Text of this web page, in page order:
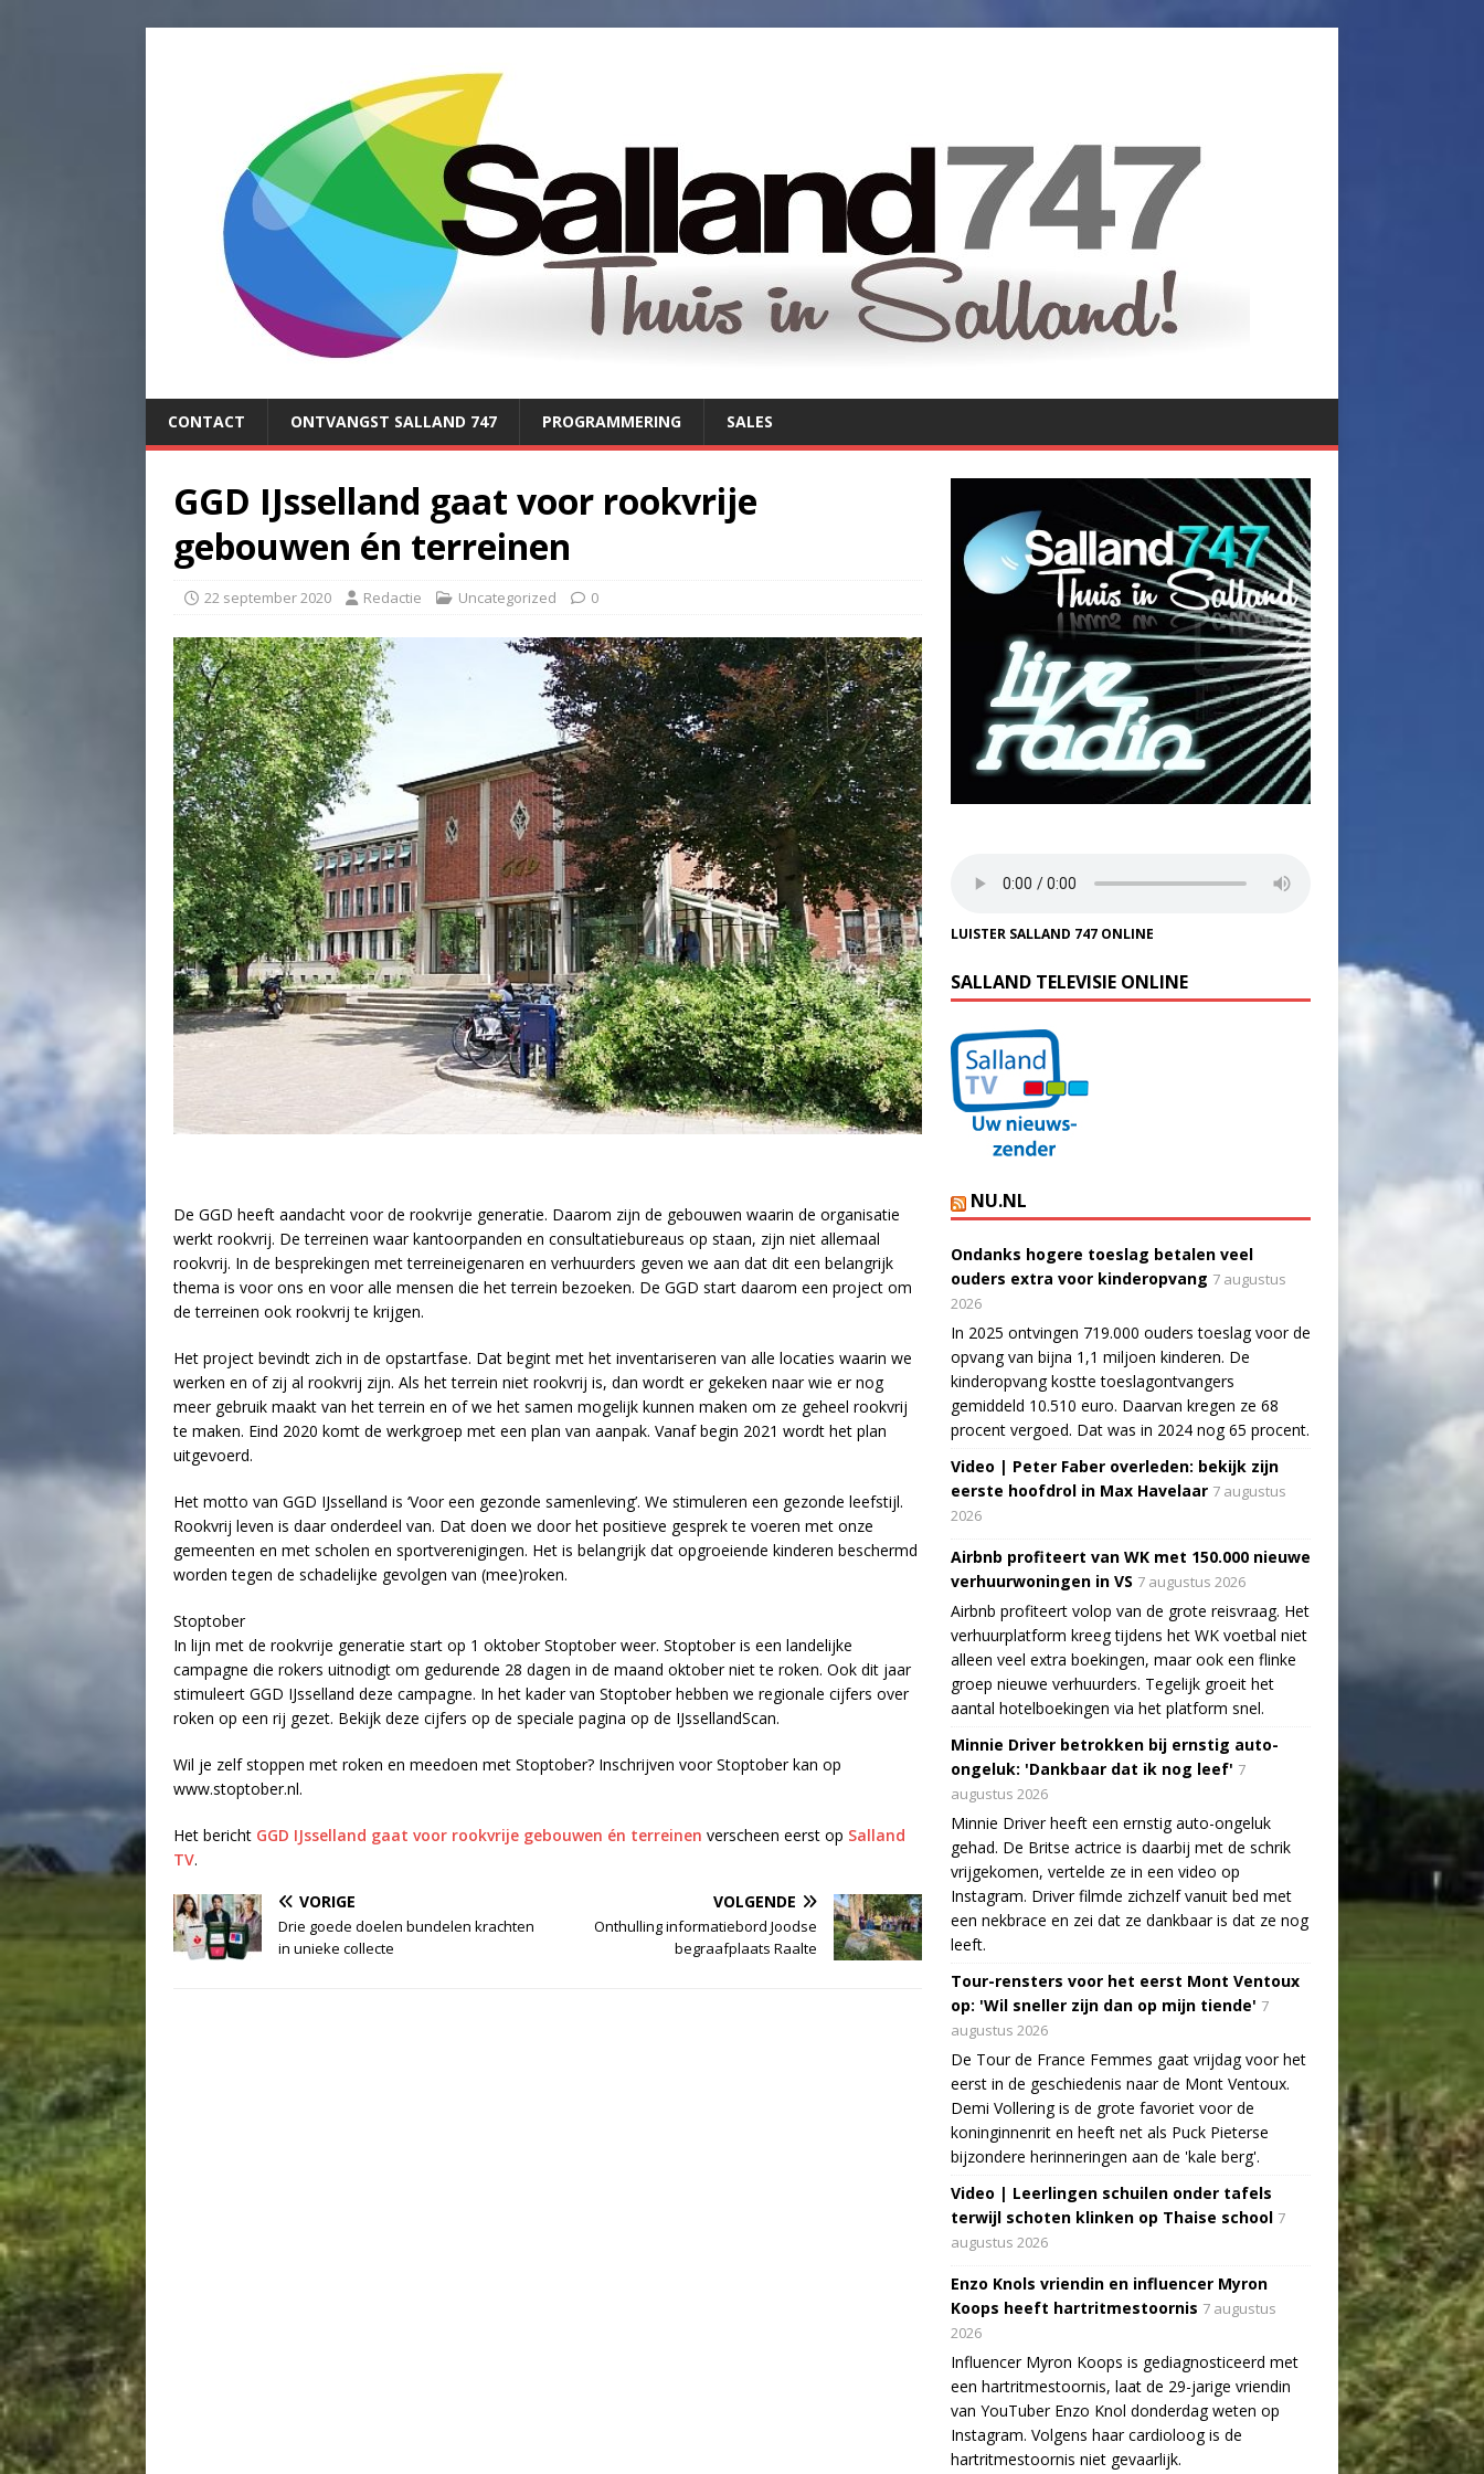
CONTACT ONTVANGST SALLAND 747 PROGRAMMERING SALES
GGD IJsselland gaat voor rookvrije
gebouwen én terreinen
22 september 2020 Redactie Uncategorized 0
De GGD heeft aandacht voor de rookvrije generatie. Daarom zijn de gebouwen waarin de organisatie
werkt rookvrij. De terreinen waar kantoorpanden en consultatiebureaus op staan, zijn niet allemaal
rookvrij. In de besprekingen met terreineigenaren en verhuurders geven we aan dat dit een belangrijk
thema is voor ons en voor alle mensen die het terrein bezoeken. De GGD start daarom een project om
de terreinen ook rookvrij te krijgen.
Het project bevindt zich in de opstartfase. Dat begint met het inventariseren van alle locaties waarin we
werken en of zij al rookvrij zijn. Als het terrein niet rookvrij is, dan wordt er gekeken naar wie er nog
meer gebruik maakt van het terrein en of we het samen mogelijk kunnen maken om ze geheel rookvrij
te maken. Eind 2020 komt de werkgroep met een plan van aanpak. Vanaf begin 2021 wordt het plan
uitgevoerd.
Het motto van GGD IJsselland is ‘Voor een gezonde samenleving’. We stimuleren een gezonde leefstijl.
Rookvrij leven is daar onderdeel van. Dat doen we door het positieve gesprek te voeren met onze
gemeenten en met scholen en sportverenigingen. Het is belangrijk dat opgroeiende kinderen beschermd
worden tegen de schadelijke gevolgen van (mee)roken.
Stoptober
In lijn met de rookvrije generatie start op 1 oktober Stoptober weer. Stoptober is een landelijke
campagne die rokers uitnodigt om gedurende 28 dagen in de maand oktober niet te roken. Ook dit jaar
stimuleert GGD IJsselland deze campagne. In het kader van Stoptober hebben we regionale cijfers over
roken op een rij gezet. Bekijk deze cijfers op de speciale pagina op de IJssellandScan.
Wil je zelf stoppen met roken en meedoen met Stoptober? Inschrijven voor Stoptober kan op
www.stoptober.nl.
Het bericht GGD IJsselland gaat voor rookvrije gebouwen én terreinen verscheen eerst op Salland
TV.
VORIGE
Drie goede doelen bundelen krachten
in unieke collecte
VOLGENDE
Onthulling informatiebord Joodse
begraafplaats Raalte
LUISTER SALLAND 747 ONLINE
SALLAND TELEVISIE ONLINE
NU.NL
Ondanks hogere toeslag betalen veel
ouders extra voor kinderopvang 7 augustus
2026
In 2025 ontvingen 719.000 ouders toeslag voor de
opvang van bijna 1,1 miljoen kinderen. De
kinderopvang kostte toeslagontvangers
gemiddeld 10.510 euro. Daarvan kregen ze 68
procent vergoed. Dat was in 2024 nog 65 procent.
Video | Peter Faber overleden: bekijk zijn
eerste hoofdrol in Max Havelaar 7 augustus
2026
Airbnb profiteert van WK met 150.000 nieuwe
verhuurwoningen in VS 7 augustus 2026
Airbnb profiteert volop van de grote reisvraag. Het
verhuurplatform kreeg tijdens het WK voetbal niet
alleen veel extra boekingen, maar ook een flinke
groep nieuwe verhuurders. Tegelijk groeit het
aantal hotelboekingen via het platform snel.
Minnie Driver betrokken bij ernstig auto-
ongeluk: 'Dankbaar dat ik nog leef' 7
augustus 2026
Minnie Driver heeft een ernstig auto-ongeluk
gehad. De Britse actrice is daarbij met de schrik
vrijgekomen, vertelde ze in een video op
Instagram. Driver filmde zichzelf vanuit bed met
een nekbrace en zei dat ze dankbaar is dat ze nog
leeft.
Tour-rensters voor het eerst Mont Ventoux
op: 'Wil sneller zijn dan op mijn tiende' 7
augustus 2026
De Tour de France Femmes gaat vrijdag voor het
eerst in de geschiedenis naar de Mont Ventoux.
Demi Vollering is de grote favoriet voor de
koninginnenrit en heeft net als Puck Pieterse
bijzondere herinneringen aan de 'kale berg'.
Video | Leerlingen schuilen onder tafels
terwijl schoten klinken op Thaise school 7
augustus 2026
Enzo Knols vriendin en influencer Myron
Koops heeft hartritmestoornis 7 augustus
2026
Influencer Myron Koops is gediagnosticeerd met
een hartritmestoornis, laat de 29-jarige vriendin
van YouTuber Enzo Knol donderdag weten op
Instagram. Volgens haar cardioloog is de
hartritmestoornis niet gevaarlijk.